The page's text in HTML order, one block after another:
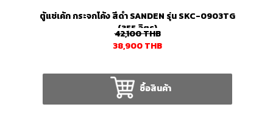
ตู้แช่เค้ก กระจกโค้ง สีดำ SANDEN รุ่น SKC-0903TG
(355 ลิตร)
42,100THB
38,900THB
ซื้อสินค้า